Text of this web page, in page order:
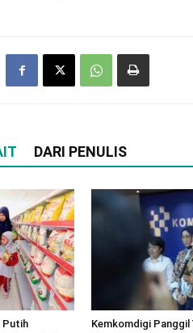
DARI PENULIS
Putih
Kemkomdigi Panggil